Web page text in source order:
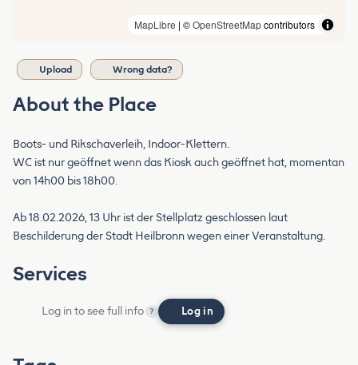
MapLibre | ©OpenStreetMapcontributors
Upload Wrong data?
About the Place
Boots- und Rikschaverleih, Indoor-Klettern.
WC ist nur geöffnet wenn das Kiosk auch geöffnet hat, momentan
von 14h00 bis 18h00.
Ab 18.02.2026, 13 Uhr ist der Stellplatz geschlossen laut
Beschilderung der Stadt Heilbronn wegen einer Veranstaltung.
Services
Log in to see full info ? Log in